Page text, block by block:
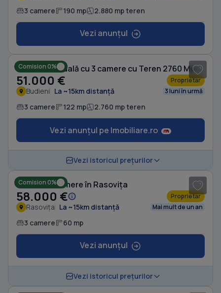
3 camere 190 mp 2.880 mp teren
Vezi anunțul
Comision 0% Casă individuală cu 3 camere cu Teren 2760 Mp în Budieni
51.000 € Proprietar
Budieni La ~15km distanță 3 luni în urmă
3 camere 122 mp 2.760 mp teren
Vezi anunțul pe Imobiliare.ro
Vezi istoricul prețurilor
Comision 0%
Casă cu 3 camere în Rasovița
58.000 € Proprietar
Rasovița La ~15km distanță Mai mult de un an
3 camere 60 mp
Vezi anunțul
Vezi istoricul prețurilor